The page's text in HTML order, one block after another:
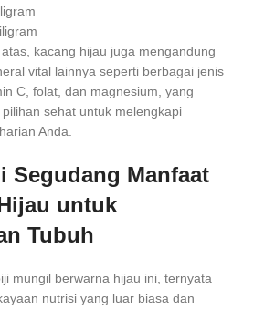
kacang hijau juga mengandung
vital lainnya seperti berbagai jenis
C, folat, dan magnesium, yang
sehat untuk melengkapi
Anda.
Segudang Manfaat
untuk
Tubuh
mungil berwarna hijau ini, ternyata
nutrisi yang luar biasa dan